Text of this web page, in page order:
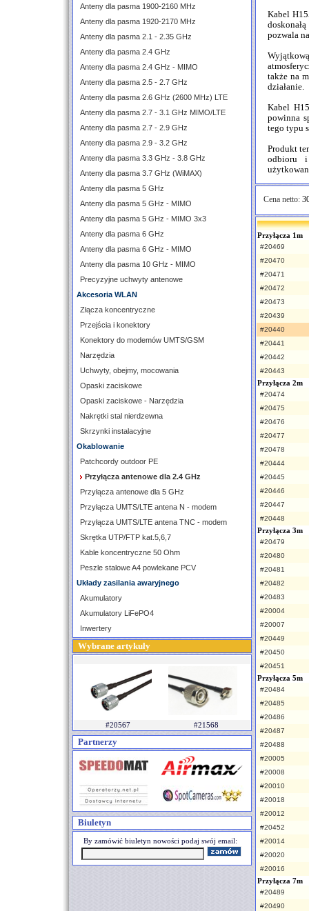
Anteny dla pasma 1900-2160 MHz
Anteny dla pasma 1920-2170 MHz
Anteny dla pasma 2.1 - 2.35 GHz
Anteny dla pasma 2.4 GHz
Anteny dla pasma 2.4 GHz - MIMO
Anteny dla pasma 2.5 - 2.7 GHz
Anteny dla pasma 2.6 GHz (2600 MHz) LTE
Anteny dla pasma 2.7 - 3.1 GHz MIMO/LTE
Anteny dla pasma 2.7 - 2.9 GHz
Anteny dla pasma 2.9 - 3.2 GHz
Anteny dla pasma 3.3 GHz - 3.8 GHz
Anteny dla pasma 3.7 GHz (WiMAX)
Anteny dla pasma 5 GHz
Anteny dla pasma 5 GHz - MIMO
Anteny dla pasma 5 GHz - MIMO 3x3
Anteny dla pasma 6 GHz
Anteny dla pasma 6 GHz - MIMO
Anteny dla pasma 10 GHz - MIMO
Precyzyjne uchwyty antenowe
Akcesoria WLAN
Złącza koncentryczne
Przejścia i konektory
Konektory do modemów UMTS/GSM
Narzędzia
Uchwyty, obejmy, mocowania
Opaski zaciskowe
Opaski zaciskowe - Narzędzia
Nakrętki stal nierdzewna
Skrzynki instalacyjne
Okablowanie
Patchcordy outdoor PE
Przyłącza antenowe dla 2.4 GHz
Przyłącza antenowe dla 5 GHz
Przyłącza UMTS/LTE antena N - modem
Przyłącza UMTS/LTE antena TNC - modem
Skrętka UTP/FTP kat.5,6,7
Kable koncentryczne 50 Ohm
Peszle stalowe A4 powlekane PCV
Układy zasilania awaryjnego
Akumulatory
Akumulatory LiFePO4
Inwertery
Wybrane artykuły
#20567 #21568
Partnerzy
Biuletyn
By zamówić biuletyn nowości podaj swój email:
Kabel
pozwala
także na
działanie.
Kabel
powinna
tego typu
Produkt
odbioru i
Cena netto:
Przyłącza 1m
#20469
#20470
#20471
#20472
#20473
#20439
#20440
#20441
#20442
#20443
Przyłącza 2m
#20474
#20475
#20476
#20477
#20478
#20444
#20445
#20446
#20447
#20448
Przyłącza 3m
#20479
#20480
#20481
#20482
#20483
#20004
#20007
#20449
#20450
#20451
Przyłącza 5m
#20484
#20485
#20486
#20487
#20488
#20005
#20008
#20010
#20018
#20012
#20452
#20014
#20020
#20016
Przyłącza 7m
#20489
#20490